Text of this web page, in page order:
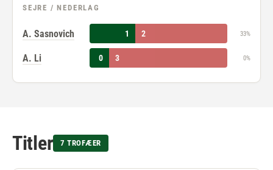
SEJRE / NEDERLAG
A. Sasnovich 1 2 33%
A. Li 0 3 0%
Titler 7 TROFÆER